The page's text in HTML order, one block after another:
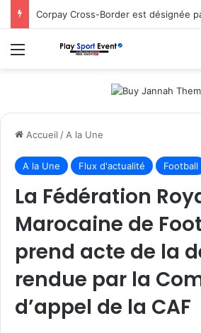
Menu
Accueil /A la Une
A la Une Flux d'actualité Football
La Fédération
Marocaine de
prend acte de la
rendue par la
d’appel de la CAF